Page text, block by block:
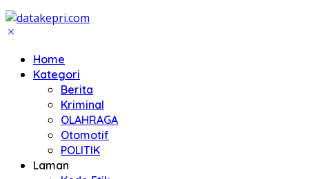
Home
Kategori
Berita
Kriminal
OLAHRAGA
Otomotif
POLITIK
Laman